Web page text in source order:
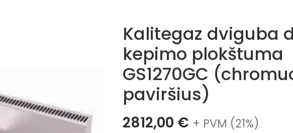
Kalitegaz dviguba
kepimo plokštuma
GS1270GC
paviršius)
2812,00 € + PVM (21%)